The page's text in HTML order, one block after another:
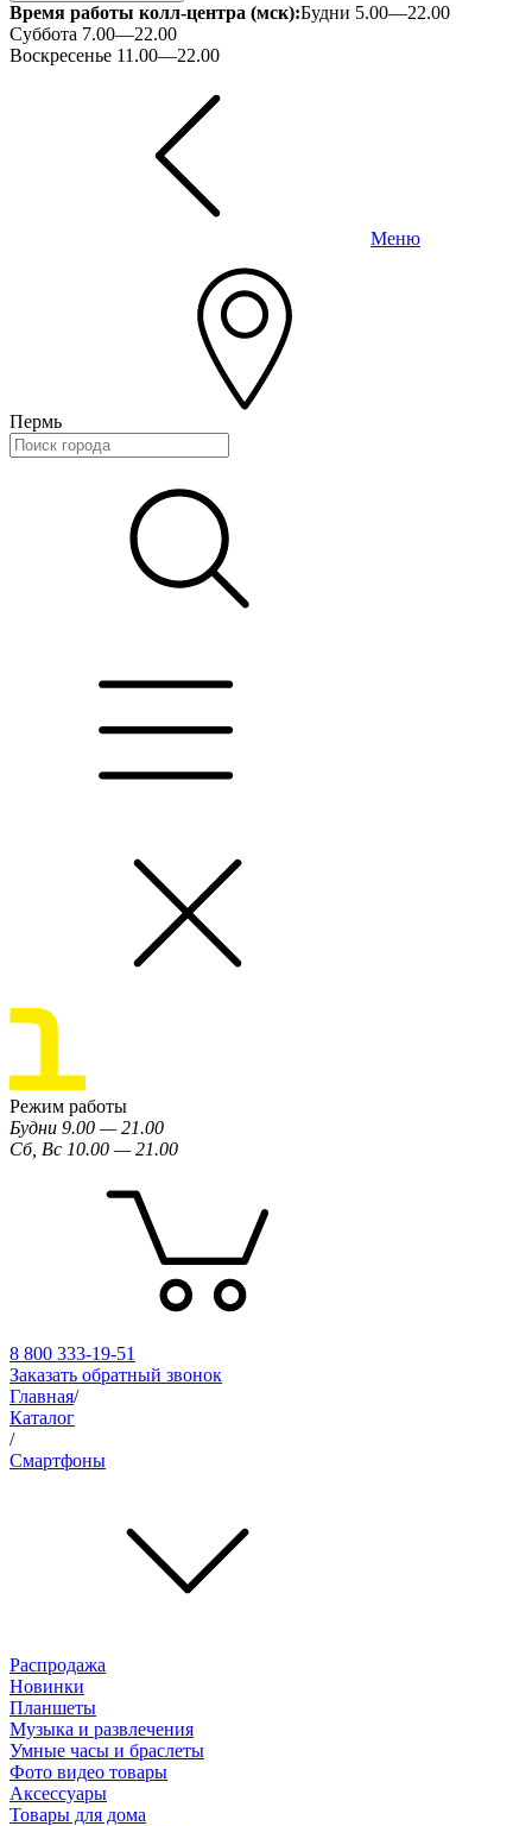
Время работы колл-центра (мск):Будни 5.00—22.00
Суббота 7.00—22.00
Воскресенье 11.00—22.00
Меню
Пермь
Режим работы
Будни 9.00 — 21.00
Сб, Вс 10.00 — 21.00
8 800 333-19-51
Заказать обратный звонок
Главная/
Каталог
/
Смартфоны
Распродажа
Новинки
Планшеты
Музыка и развлечения
Умные часы и браслеты
Фото видео товары
Аксессуары
Товары для дома